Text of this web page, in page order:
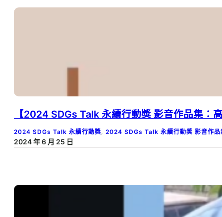
【2024 SDGs Talk 永續行動獎 影音作品集：
2024 SDGs Talk 永續行動獎, 2024 SDGs Talk 永續行動獎 影音作品
2024 年 6 月 25 日